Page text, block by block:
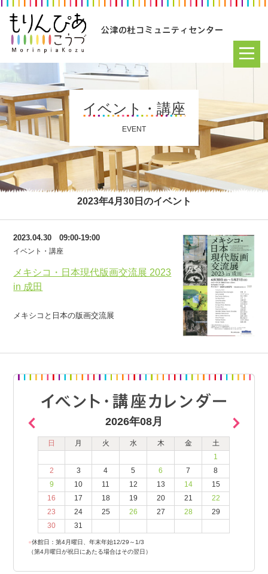
イベント・講座
EVENT
2023年4月30日のイベント
メキシコ・日本現代版画交流展 2023
in 成田
2023.04.30 09:00-19:00
イベント・講座
メキシコと日本の版画交流展
2026年08月
日 月 火 水 木 金
土
1
2
3 4 5 6 7
8
9
10 11 12 13 14
15
16
17 18 19 20 21
22
23
24 25 26 27 28
29
30
31
●休館日：第4月曜日、年末年始12/29～1/3
（第4月曜日が祝日にあたる場合はその翌日）